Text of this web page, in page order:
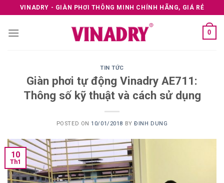
to
content
VINADRY - GIÀN PHƠI THÔNG MINH CHÍNH HÃNG, GIÁ RẺ
0
TIN TỨC
Giàn phơi tự động Vinadry AE711:
Thông số kỹ thuật và cách sử dụng
POSTED ON10/01/2018 BYĐINH DUNG
10
Th1